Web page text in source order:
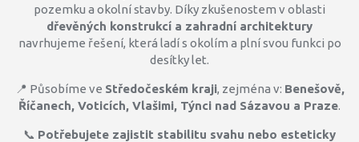
pozemku a okolní stavby. Díky zkušenostem v oblasti
dřevěných konstrukcí a zahradní architektury
navrhujeme řešení, která ladí s okolím a plní svou funkci po
desítky let.
📍 Působíme ve Středočeském kraji, zejména v: Benešově,
Říčanech, Voticích, Vlašimi, Týnci nad Sázavou a Praze.
📞 Potřebujete zajistit stabilitu svahu nebo esteticky